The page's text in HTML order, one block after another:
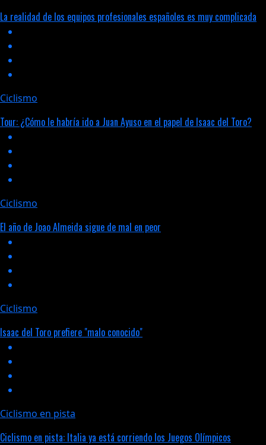
La realidad de los equipos profesionales españoles es muy complicada
Ciclismo
Tour: ¿Cómo le habría ido a Juan Ayuso en el papel de Isaac del Toro?
Ciclismo
El año de Joao Almeida sigue de mal en peor
Ciclismo
Isaac del Toro prefiere "malo conocido"
Ciclismo en pista
Ciclismo en pista: Italia ya está corriendo los Juegos Olímpicos